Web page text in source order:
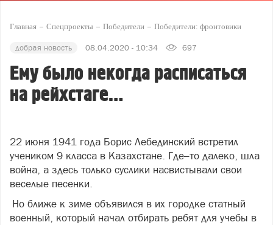
Главная Спецпроекты Победители Победители: фронтовики
добрая новость 08.04.2020 - 10:34 697
Ему было некогда расписаться
на рейхстаге…
22 июня 1941 года Борис Лебединский встретил
учеником 9 класса в Казахстане. Где–то далеко, шла
война, а здесь только суслики насвистывали свои
веселые песенки.
Но ближе к зиме объявился в их городке статный
военный, который начал отбирать ребят для учебы в